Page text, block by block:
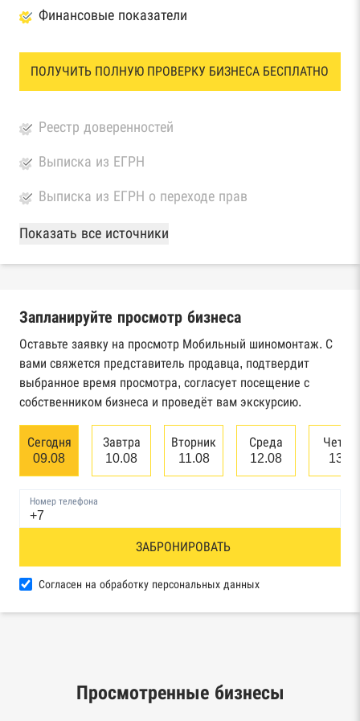
Финансовые показатели
ПОЛУЧИТЬ ПОЛНУЮ ПРОВЕРКУ БИЗНЕСА БЕСПЛАТНО
Реестр доверенностей
Выписка из ЕГРН
Выписка из ЕГРН о переходе прав
База Росстата
Реестры ЕГРЮЛ и ЕГРИП Федеральной
Реестр государственных контрактов
Федерального казначейства
Картотека арбитражных дел Высшего
арбитражного суда
Единый федеральный реестр сведений о
банкротстве юридических лиц
банкротстве физических лиц
Реестр товарных знаков и знаков обслуживания
Роспатента
Показать все источники
Запланируйте просмотр бизнеса
Оставьте заявку на просмотр Мобильный шиномонтаж. С
вами свяжется представитель продавца, подтвердит
выбранное время просмотра, согласует посещение с
собственником бизнеса и проведёт вам экскурсию.
Сегодня
09.08
Завтра
10.08
Вторник
11.08
Среда
12.08
13.08
Номер телефона
ЗАБРОНИРОВАТЬ
Согласен на обработку персональных данных
Просмотренные бизнесы